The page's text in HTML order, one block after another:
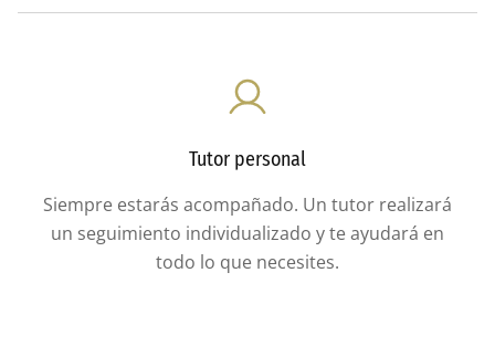
Tutor personal
Siempre estarás acompañado. Un tutor realizará
un seguimiento individualizado y te ayudará en
todo lo que necesites.